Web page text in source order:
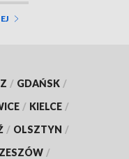
/ GDAŃSK /
/ KIELCE /
/ OLSZTYN /
/